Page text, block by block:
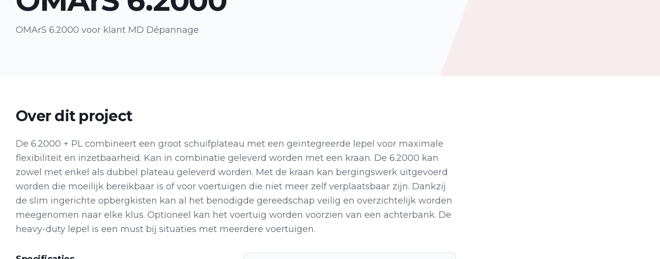
OMArS 6.2000 voor klant MD Dépannage
Over dit project
De 6.2000 + PL combineert een groot schuifplateau met een geïntegreerde lepel voor maximale
flexibiliteit en inzetbaarheid. Kan in combinatie geleverd worden met een kraan. De 6.2000 kan
zowel met enkel als dubbel plateau geleverd worden. Met de kraan kan bergingswerk uitgevoerd
worden die moeilijk bereikbaar is of voor voertuigen die niet meer zelf verplaatsbaar zijn. Dankzij
de slim ingerichte opbergkisten kan al het benodigde gereedschap veilig en overzichtelijk worden
meegenomen naar elke klus. Optioneel kan het voertuig worden voorzien van een achterbank. De
heavy-duty lepel is een must bij situaties met meerdere voertuigen.